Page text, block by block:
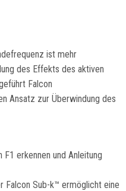
ist mehr
des Effekts des aktiven
Falcon
Ansatz zur Überwindung des
erkennen und Anleitung
Falcon Sub-k™ ermöglicht eine